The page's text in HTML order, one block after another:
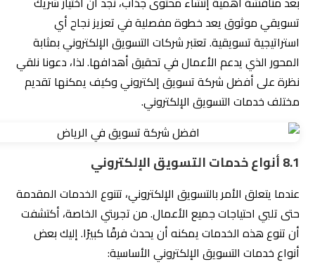
تسويقي موثوق يعد خطوة مفصلية في تعزيز نجاح أي
استراتيجية تسويقية. تعتبر شركات التسويق الإلكتروني بمثابة
المحور الذي يدعم الأعمال في تحقيق أهدافها. لذا، دعونا نلقي
نظرة على أفضل شركة تسويق إلكتروني وكيف يمكنها تقديم
مختلف خدمات التسويق الإلكتروني.
8.1 أنواع خدمات التسويق الإلكتروني
عندما يتعلق الأمر بالتسويق الإلكتروني، تتنوع الخدمات المقدمة
حتى تلبي احتياجات جميع الأعمال. من تجربتي الخاصة، أكتشفت
أن تنوع هذه الخدمات يمكنه أن يحدث فرقًا كبيرًا. إليك بعض
أنواع خدمات التسويق الإلكتروني الأساسية: